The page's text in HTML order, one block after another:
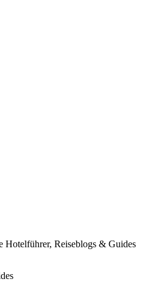
Hotelführer, Reiseblogs & Guides